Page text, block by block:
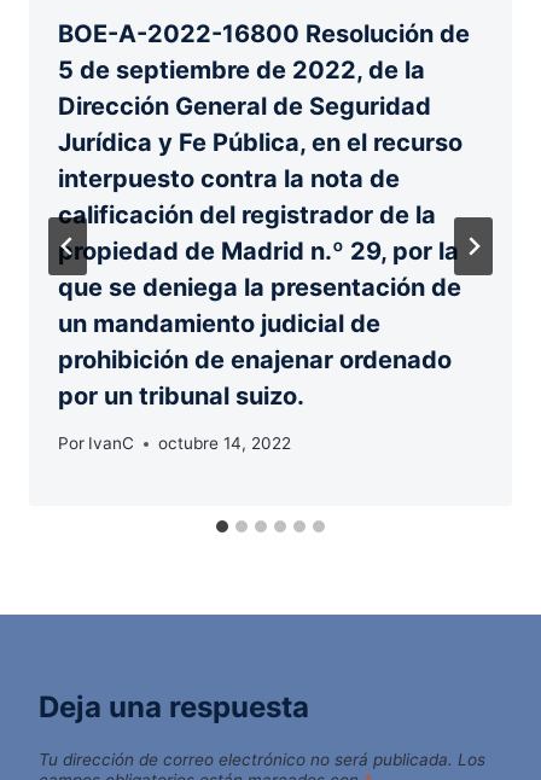
BOE-A-2022-16800 Resolución de
5 de septiembre de 2022, de la
Dirección General de Seguridad
Jurídica y Fe Pública, en el recurso
interpuesto contra la nota de
calificación del registrador de la
propiedad de Madrid n.º 29, por la
que se deniega la presentación de
un mandamiento judicial de
prohibición de enajenar ordenado
por un tribunal suizo.
Por IvanC octubre 14, 2022
Deja una respuesta
Tu dirección de correo electrónico no será publicada. Los